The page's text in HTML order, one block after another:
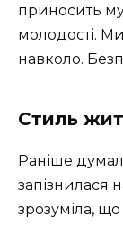
приносить
молодості.
навколо.
Стиль
Раніше
запізнилася
зрозуміла,